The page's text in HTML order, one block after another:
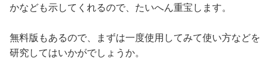
かなども示してくれるので、たいへん重宝します。
無料版もあるので、まずは一度使用してみて使い方などを
研究してはいかがでしょうか。